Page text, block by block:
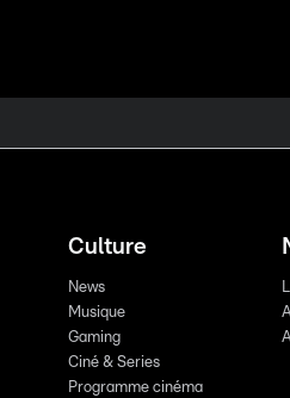
Culture
News
Musique
Gaming
Ciné & Series
Programme cinéma